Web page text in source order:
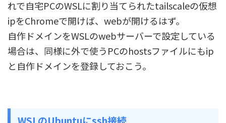
れで自宅PCのWSLに割り当てられたtailscaleの仮想
ipをChromeで開けば、webが開けるはず。
自作ドメインをWSLのwebサーバーで設定している
場合は、同様に外で使うPCのhostsファイルにもip
と自作ドメインを登録しておこう。